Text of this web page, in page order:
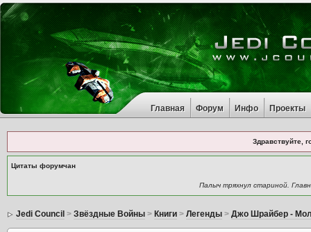
Главная Форум Инфо Проекты
Здравствуйте,
Цитаты форумчан
Палыч тряхнул стариной.
Jedi Council > Звёздные Войны> Книги> Легенды> Джо Шрайбер -